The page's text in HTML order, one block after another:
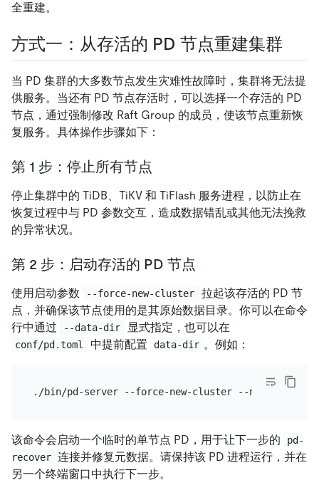
全重建。
方式一：从存活的 PD 节点重建集群
当 PD 集群的大多数节点发生灾难性故障时，集群将无法提
供服务。当还有 PD 节点存活时，可以选择一个存活的 PD
节点，通过强制修改 Raft Group 的成员，使该节点重新恢
复服务。具体操作步骤如下：
第 1 步：停止所有节点
停止集群中的 TiDB、TiKV 和 TiFlash 服务进程，以防止在
恢复过程中与 PD 参数交互，造成数据错乱或其他无法挽救
的异常状况。
第 2 步：启动存活的 PD 节点
使用启动参数 --force-new-cluster
拉起该存活的 PD 节
点，并确保该节点使用的是其原始数据目录。你可以在命令
行中通过
--data-dir 显式指定，也可以在
conf/pd.toml 中提前配置 data-dir 。例如：
该命令会启动一个临时的单节点 PD，用于让下一步的
pd-
recover 连接并修复元数据。请保持该 PD 进程运行，并在
另一个终端窗口中执行下一步。